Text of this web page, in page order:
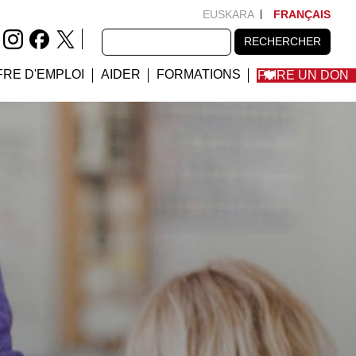
EUSKARA FRANÇAIS
RECHERCHER RECHERCHER
D'EMPLOI AIDER FORMATIONS FAIRE UN DON